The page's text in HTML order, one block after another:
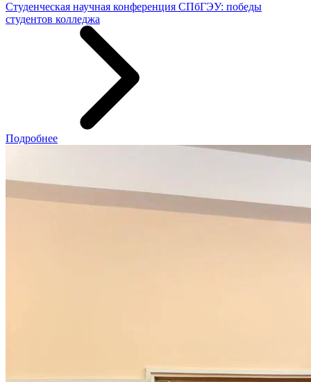
Студенческая научная конференция СПбГЭУ: победы
студентов колледжа
Подробнее